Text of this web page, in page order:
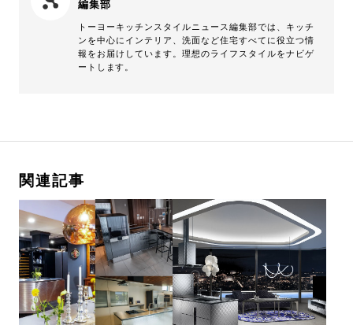
編集部
トーヨーキッチンスタイルニュース編集部では、キッチ
ンを中心にインテリア、洗面など住宅すべてに役立つ情
報をお届けしています。理想のライフスタイルをナビゲ
ートします。
関連記事